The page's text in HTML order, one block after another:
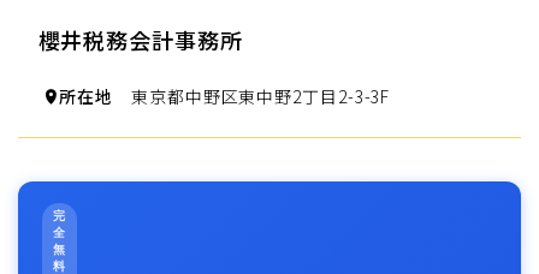
櫻井税務会計事務所
所在地 東京都中野区東中野2丁目2-3-3F
完
全
無
料